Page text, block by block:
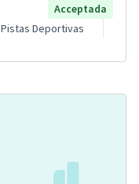
Acceptada
Pistas Deportivas